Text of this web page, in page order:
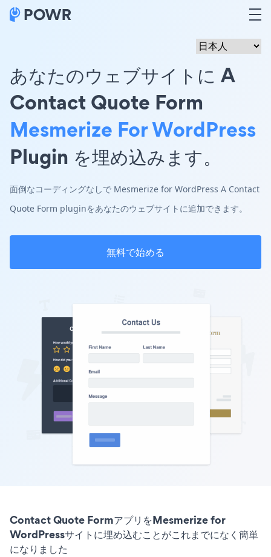
あなたのウェブサイトに A
Contact Quote Form
Mesmerize For WordPress
Plugin を埋め込みます。
面倒なコーディングなしで Mesmerize for WordPress A Contact
Quote Form pluginをあなたのウェブサイトに追加できます。
無料で始める
Contact Quote FormアプリをMesmerize for
WordPressサイトに埋め込むことがこれまでになく簡単
になりました